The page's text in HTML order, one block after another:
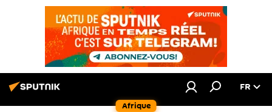
Afrique
FR